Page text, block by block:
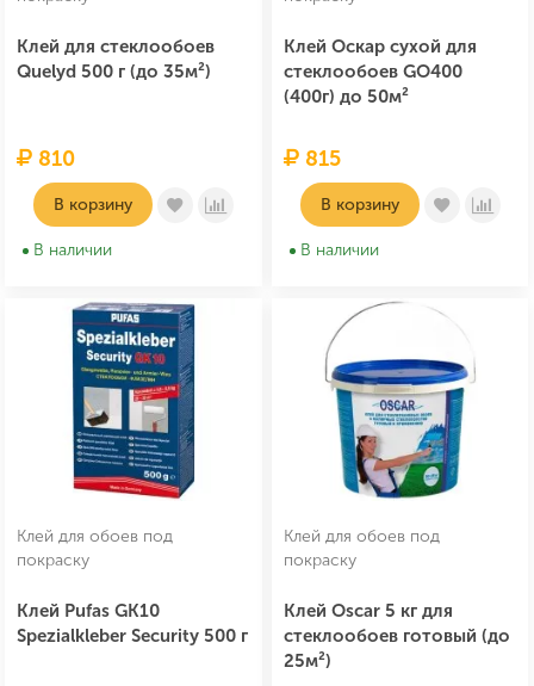
Клей для стеклообоев
Quelyd 500 г (до 35м²)
810
В корзину
В наличии
Клей Оскар сухой для
стеклообоев GO400
(400г) до 50м²
815
В корзину
В наличии
Клей для обоев под
покраску
Клей Pufas GK10
Spezialkleber Security 500 г
Клей для обоев под
покраску
Клей Oscar 5 кг для
стеклообоев готовый (до
25м²)